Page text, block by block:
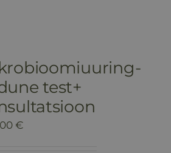
test+
€